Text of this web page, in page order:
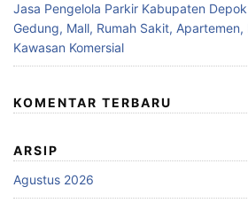
Jasa Pengelola Parkir Kabupaten
Gedung, Mall, Rumah Sakit, Apartemen,
Kawasan Komersial
KOMENTAR TERBARU
ARSIP
Agustus 2026